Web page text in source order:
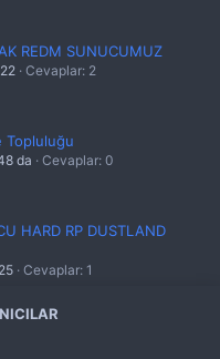
REDM SUNUCUMUZ
Cevaplar: 2
Topluluğu
da
Cevaplar: 0
HARD RP DUSTLAND
Cevaplar: 1